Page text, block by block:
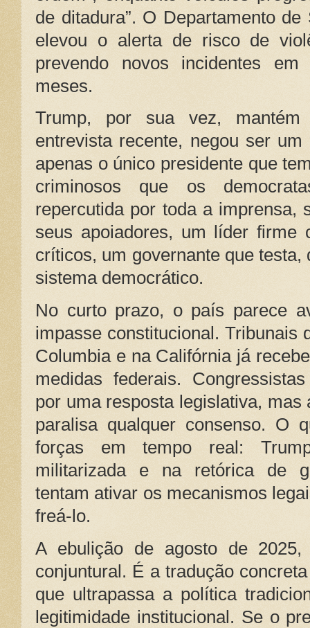
de ditadura”. O Departamento
elevou o alerta de risco de
prevendo novos incidentes
meses.
Trump, por sua vez,
entrevista recente, negou ser um
apenas o único presidente que
criminosos que os
repercutida por toda a imprensa,
seus apoiadores, um líder firme
críticos, um governante que
sistema democrático.
No curto prazo, o país parece
impasse constitucional. Tribunais
Columbia e na Califórnia já
medidas federais.
por uma resposta legislativa,
paralisa qualquer consenso.
forças em tempo real:
militarizada e na retórica de
tentam ativar os mecanismos
freá-lo.
A ebulição de agosto de
conjuntural. É a tradução
que ultrapassa a política
legitimidade institucional. Se o